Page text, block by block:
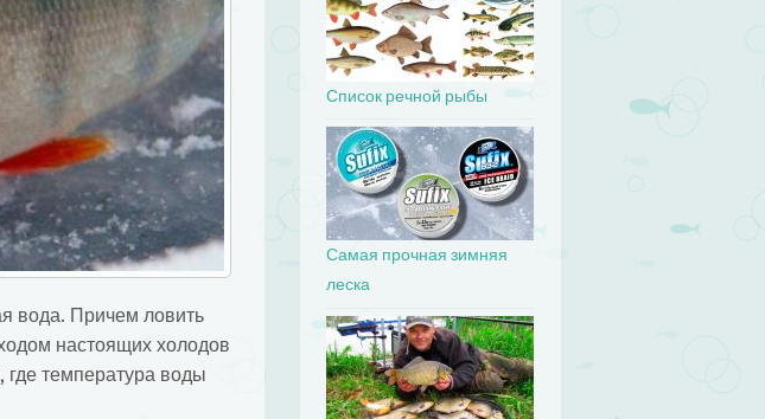
вода. Причем ловить
настоящих холодов
где температура воды
Список речной рыбы
Самая прочная зимняя
леска